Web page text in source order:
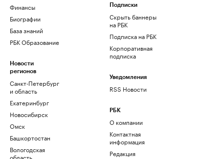
Финансы
Биографии
База знаний
РБК Образование
Новости
регионов
Санкт-Петербург
и область
Екатеринбург
Новосибирск
Омск
Башкортостан
Вологодская
область
Подписки
Скрыть баннеры
на РБК
Подписка на РБК
Корпоративная
подписка
Уведомления
RSS Новости
РБК
О компании
Контактная
информация
Редакция